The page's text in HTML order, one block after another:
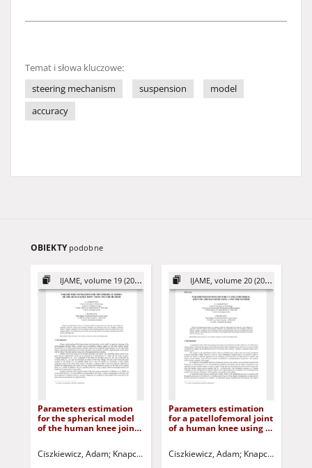
Temat i słowa kluczowe:
steering mechanism
suspension
model
accuracy
OBIEKTY podobne
IJAME, volume 19 (2014)
Parameters estimation
for the spherical model
of the human knee joint
Ciszkiewicz, Adam Knapczyk, Józef Jurczak, Paweł - red.
IJAME, volume 20 (2015)
Parameters estimation
for a patellofemoral joint
of a human knee using a
Ciszkiewicz, Adam Knapczyk, Józef